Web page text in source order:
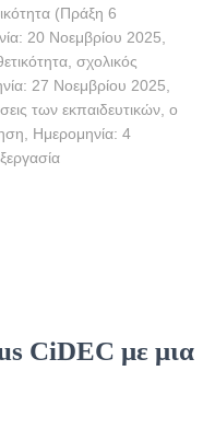
(Πράξη 6
20 Νοεμβρίου 2025,
σχολικός
27 Νοεμβρίου 2025,
των εκπαιδευτικών, ο
Ημερομηνία: 4
CiDEC με μια